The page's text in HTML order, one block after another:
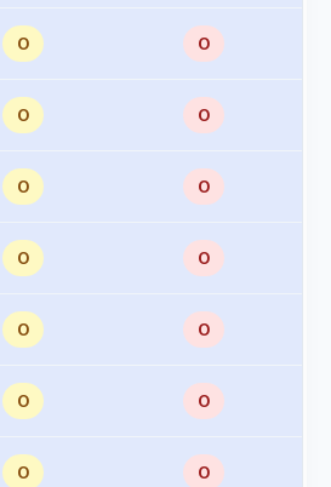
0 0
0 0
0 0
0 0
0 0
0 0
0 0